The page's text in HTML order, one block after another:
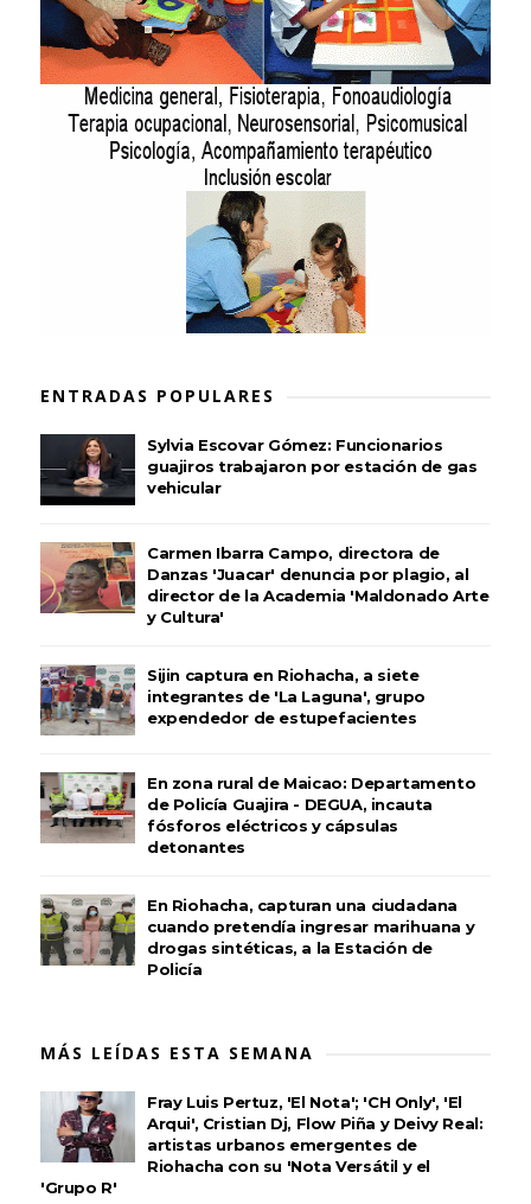
ENTRADAS POPULARES
Sylvia Escovar Gómez: Funcionarios
guajiros trabajaron por estación de gas
vehicular
Carmen Ibarra Campo, directora de
Danzas 'Juacar' denuncia por plagio, al
director de la Academia 'Maldonado Arte
y Cultura'
Sijin captura en Riohacha, a siete
integrantes de 'La Laguna', grupo
expendedor de estupefacientes
En zona rural de Maicao: Departamento
de Policía Guajira - DEGUA, incauta
fósforos eléctricos y cápsulas
detonantes
En Riohacha, capturan una ciudadana
cuando pretendía ingresar marihuana y
drogas sintéticas, a la Estación de
Policía
MÁS LEÍDAS ESTA SEMANA
Fray Luis Pertuz, 'El Nota'; 'CH Only', 'El
Arqui', Cristian Dj, Flow Piña y Deivy Real:
artistas urbanos emergentes de
Riohacha con su 'Nota Versátil y el
'Grupo R'